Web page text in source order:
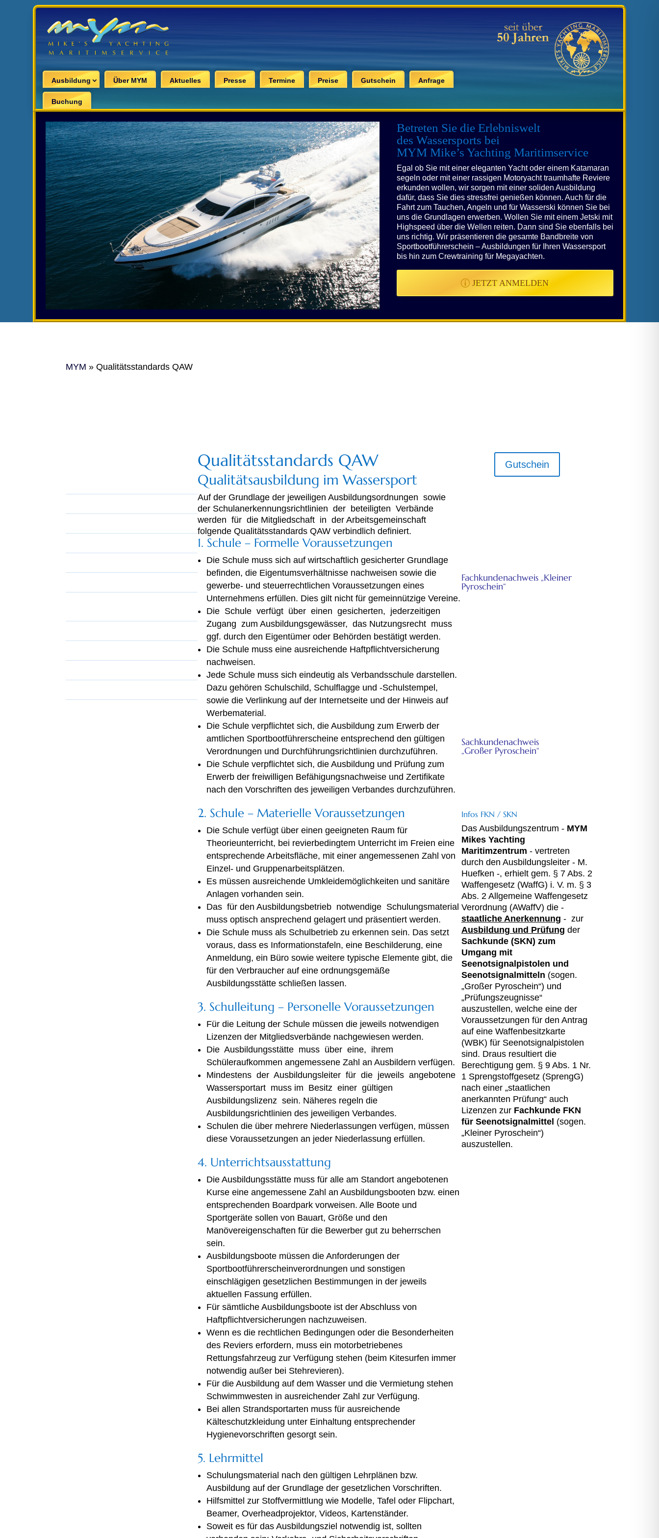
Ausbildung Über MYM Aktuelles Presse Termine Preise Gutschein Anfrage
Buchung
Betreten Sie die Erlebniswelt
des Wassersports bei
MYM Mike’s Yachting Maritimservice
Egal ob Sie mit einer eleganten Yacht oder einem Katamaran
segeln oder mit einer rassigen Motoryacht traumhafte Reviere
erkunden wollen, wir sorgen mit einer soliden Ausbildung
dafür, dass Sie dies stressfrei genießen können. Auch für die
Fahrt zum Tauchen, Angeln und für Wasserski können Sie bei
uns die Grundlagen erwerben. Wollen Sie mit einem Jetski mit
Highspeed über die Wellen reiten. Dann sind Sie ebenfalls bei
uns richtig. Wir präsentieren die gesamte Bandbreite von
Sportbootführerschein – Ausbildungen für Ihren Wassersport
bis hin zum Crewtraining für Megayachten.
JETZT ANMELDEN
MYM »Qualitätsstandards QAW
Qualitätsstandards QAW
Qualitätsausbildung im Wassersport
Auf der Grundlage der jeweiligen Ausbildungsordnungen sowie
der Schulanerkennungsrichtlinien der beteiligten Verbände
werden für die Mitgliedschaft in der Arbeitsgemeinschaft
folgende Qualitätsstandards QAW verbindlich definiert.
1. Schule – Formelle Voraussetzungen
Die Schule muss sich auf wirtschaftlich gesicherter Grundlage
befinden, die Eigentumsverhältnisse nachweisen sowie die
gewerbe- und steuerrechtlichen Voraussetzungen eines
Unternehmens erfüllen. Dies gilt nicht für gemeinnützige Vereine.
Die Schule verfügt über einen gesicherten, jederzeitigen
Zugang zum Ausbildungsgewässer, das Nutzungsrecht muss
ggf. durch den Eigentümer oder Behörden bestätigt werden.
Die Schule muss eine ausreichende Haftpflichtversicherung
nachweisen.
Jede Schule muss sich eindeutig als Verbandsschule darstellen.
Dazu gehören Schulschild, Schulflagge und -Schulstempel,
sowie die Verlinkung auf der Internetseite und der Hinweis auf
Werbematerial.
Die Schule verpflichtet sich, die Ausbildung zum Erwerb der
amtlichen Sportbootführerscheine entsprechend den gültigen
Verordnungen und Durchführungsrichtlinien durchzuführen.
Die Schule verpflichtet sich, die Ausbildung und Prüfung zum
Erwerb der freiwilligen Befähigungsnachweise und Zertifikate
nach den Vorschriften des jeweiligen Verbandes durchzuführen.
2. Schule – Materielle Voraussetzungen
Die Schule verfügt über einen geeigneten Raum für
Theorieunterricht, bei revierbedingtem Unterricht im Freien eine
entsprechende Arbeitsfläche, mit einer angemessenen Zahl von
Einzel- und Gruppenarbeitsplätzen.
Es müssen ausreichende Umkleidemöglichkeiten und sanitäre
Anlagen vorhanden sein.
Das für den Ausbildungsbetrieb notwendige Schulungsmaterial
muss optisch ansprechend gelagert und präsentiert werden.
Die Schule muss als Schulbetrieb zu erkennen sein. Das setzt
voraus, dass es Informationstafeln, eine Beschilderung, eine
Anmeldung, ein Büro sowie weitere typische Elemente gibt, die
für den Verbraucher auf eine ordnungsgemäße
Ausbildungsstätte schließen lassen.
3. Schulleitung – Personelle Voraussetzungen
Für die Leitung der Schule müssen die jeweils notwendigen
Lizenzen der Mitgliedsverbände nachgewiesen werden.
Die Ausbildungsstätte muss über eine, ihrem
Schüleraufkommen angemessene Zahl an Ausbildern verfügen.
Mindestens der Ausbildungsleiter für die jeweils angebotene
Wassersportart muss im Besitz einer gültigen
Ausbildungslizenz sein. Näheres regeln die
Ausbildungsrichtlinien des jeweiligen Verbandes.
Schulen die über mehrere Niederlassungen verfügen, müssen
diese Voraussetzungen an jeder Niederlassung erfüllen.
4. Unterrichtsausstattung
Die Ausbildungsstätte muss für alle am Standort angebotenen
Kurse eine angemessene Zahl an Ausbildungsbooten bzw. einen
entsprechenden Boardpark vorweisen. Alle Boote und
Sportgeräte sollen von Bauart, Größe und den
Manövereigenschaften für die Bewerber gut zu beherrschen
sein.
Ausbildungsboote müssen die Anforderungen der
Sportbootführerscheinverordnungen und sonstigen
einschlägigen gesetzlichen Bestimmungen in der jeweils
aktuellen Fassung erfüllen.
Für sämtliche Ausbildungsboote ist der Abschluss von
Haftpflichtversicherungen nachzuweisen.
Wenn es die rechtlichen Bedingungen oder die Besonderheiten
des Reviers erfordern, muss ein motorbetriebenes
Rettungsfahrzeug zur Verfügung stehen (beim Kitesurfen immer
notwendig außer bei Stehrevieren).
Für die Ausbildung auf dem Wasser und die Vermietung stehen
Schwimmwesten in ausreichender Zahl zur Verfügung.
Bei allen Strandsportarten muss für ausreichende
Kälteschutzkleidung unter Einhaltung entsprechender
Hygienevorschriften gesorgt sein.
5. Lehrmittel
Schulungsmaterial nach den gültigen Lehrplänen bzw.
Ausbildung auf der Grundlage der gesetzlichen Vorschriften.
Hilfsmittel zur Stoffvermittlung wie Modelle, Tafel oder Flipchart,
Beamer, Overheadprojektor, Videos, Kartenständer.
Soweit es für das Ausbildungsziel notwendig ist, sollten
Gutschein
Fachkundenachweis „Kleiner
Pyroschein“
Sachkundenachweis
„Großer Pyroschein“
Infos FKN / SKN
Das Ausbildungszentrum - MYM
Mikes Yachting
Maritimzentrum - vertreten
durch den Ausbildungsleiter - M.
Huefken -, erhielt gem. § 7 Abs. 2
Waffengesetz (WaffG) i. V. m. § 3
Abs. 2 Allgemeine Waffengesetz
Verordnung (AWaffV) die -
staatliche Anerkennung - zur
Ausbildung und Prüfung der
Sachkunde (SKN) zum
Umgang mit
Seenotsignalpistolen und
Seenotsignalmitteln (sogen.
„Großer Pyroschein“) und
„Prüfungszeugnisse“
auszustellen, welche eine der
Voraussetzungen für den Antrag
auf eine Waffenbesitzkarte
(WBK) für Seenotsignalpistolen
sind. Draus resultiert die
Berechtigung gem. § 9 Abs. 1 Nr.
1 Sprengstoffgesetz (SprengG)
nach einer „staatlichen
anerkannten Prüfung“ auch
Lizenzen zur Fachkunde FKN
für Seenotsignalmittel (sogen.
„Kleiner Pyroschein“)
auszustellen.